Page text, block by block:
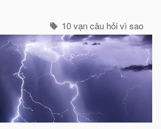
10 vạn câu hỏi vì sao